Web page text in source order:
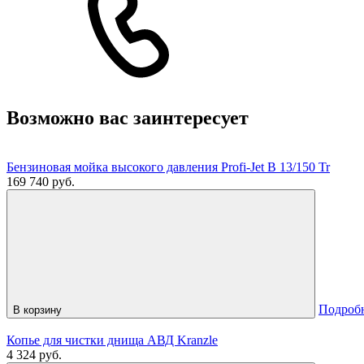
Возможно вас заинтересует
Бензиновая мойка высокого давления Profi-Jet B 13/150 Tr
169 740 руб.
В корзину
Копье для чистки днища АВД Kranzle
4 324 руб.